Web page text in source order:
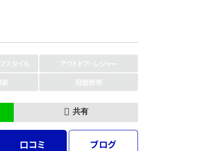
スタイル
アウトドア・レジャー
冠婚葬祭
共有
口コミ ブログ